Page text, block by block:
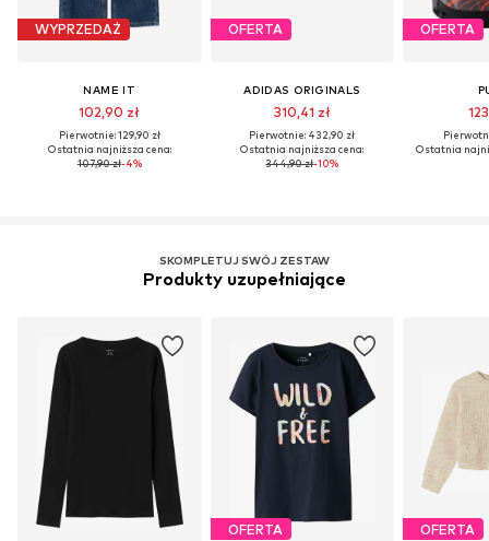
WYPRZEDAŻ
NAME IT
102,90 zł
Pierwotnie: 129,90 zł
Ostatnia najniższa cena:
107,90 zł-4%
OFERTA
ADIDAS ORIGINALS
310,41 zł
Pierwotnie: 432,90 zł
Ostatnia najniższa cena:
344,90 zł-10%
OFERTA
Ostatnia
SKOMPLETUJ SWÓJ ZESTAW
Produkty uzupełniające
OFERTA OFERTA